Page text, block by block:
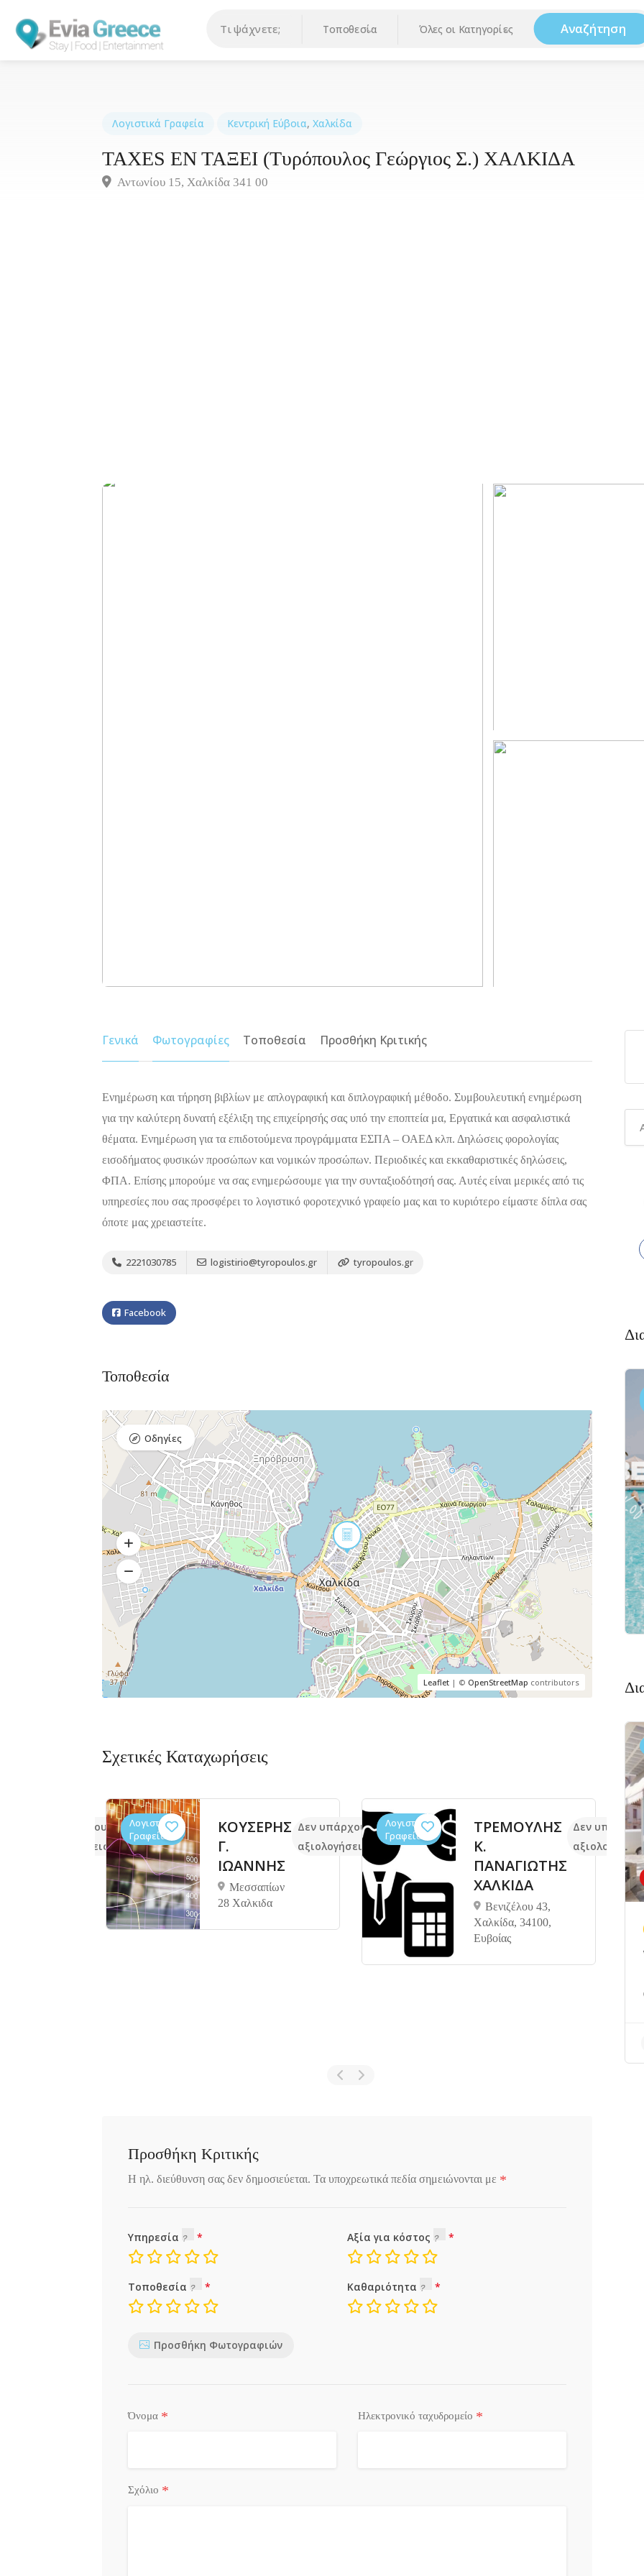
Τοποθεσία Όλες οι Κατηγορίες Αναζήτηση
Λογιστικά Γραφεία Κεντρική Εύβοια, Χαλκίδα
TAXES ΕΝ ΤΑΞΕΙ (Τυρόπουλος Γεώργιος Σ.) ΧΑΛΚΙΔΑ
Αντωνίου 15, Χαλκίδα 341 00
Γενικά Φωτογραφίες Τοποθεσία Προσθήκη Κριτικής
Ενημέρωση και τήρηση βιβλίων με απλογραφική και διπλογραφική μέθοδο. Συμβουλευτική ενημέρωση
για την καλύτερη δυνατή εξέλιξη της επιχείρησής σας υπό την εποπτεία μα, Εργατικά και ασφαλιστικά
θέματα. Ενημέρωση για τα επιδοτούμενα προγράμματα ΕΣΠΑ – ΟΑΕΔ κλπ. Δηλώσεις φορολογίας
εισοδήματος φυσικών προσώπων και νομικών προσώπων. Περιοδικές και εκκαθαριστικές δηλώσεις,
ΦΠΑ. Επίσης μπορούμε να σας ενημερώσουμε για την συνταξιοδότησή σας. Αυτές είναι μερικές από τις
υπηρεσίες που σας προσφέρει το λογιστικό φοροτεχνικό γραφείο μας και το κυριότερο είμαστε δίπλα σας
όποτε μας χρειαστείτε.
2221030785 logistirio@tyropoulos.gr tyropoulos.gr
Facebook
Τοποθεσία
Leaflet| © OpenStreetMap contributors
Οδηγίες
Σχετικές Καταχωρήσεις
Δεν υπάρχουν ακόμα
αξιολογήσεις
Λογιστικά
Γραφεία
ΚΟΥΣΕΡΗΣ
Γ.
ΙΩΑΝΝΗΣ
Μεσσαπίων
28 Χαλκιδα
Δεν υπάρχουν ακόμα
αξιολογήσεις
Λογιστικά
Γραφεία
ΤΡΕΜΟΥΛΗΣ
Κ.
ΠΑΝΑΓΙΩΤΗΣ
ΧΑΛΚΙΔΑ
Βενιζέλου 43,
Χαλκίδα, 34100,
Ευβοίας
Δεν
αξιολογήσεις
Προσθήκη Κριτικής
Η ηλ. διεύθυνση σας δεν δημοσιεύεται. Τα υποχρεωτικά πεδία σημειώνονται με *
Υπηρεσία Αξία για κόστος
Τοποθεσία Καθαριότητα
Προσθήκη Φωτογραφιών
Όνομα * Ηλεκτρονικό ταχυδρομείο *
Σχόλιο *
Εστιατόρια
Raval Χαλκιδα
Καραολή και
Δημητρίου 1, Xαλκίδα
Πακέτο
Βόρεια
Εύβοια 340 05